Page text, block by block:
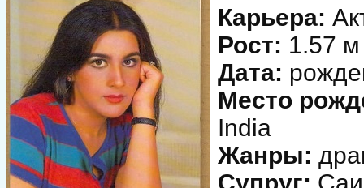
Карьера:
Рост: 1.57 м
Дата:
Место
India
Жанры:
Супруг: